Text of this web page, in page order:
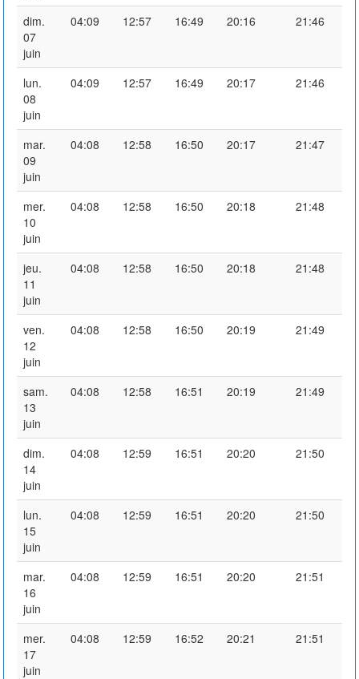
dim.
07
juin
04:09 12:57 16:49 20:16 21:46
lun.
08
juin
04:09 12:57 16:49 20:17 21:46
mar.
09
juin
04:08 12:58 16:50 20:17 21:47
mer.
10
juin
04:08 12:58 16:50 20:18 21:48
jeu.
11
juin
04:08 12:58 16:50 20:18 21:48
ven.
12
juin
04:08 12:58 16:50 20:19 21:49
sam.
13
juin
04:08 12:58 16:51 20:19 21:49
dim.
14
juin
04:08 12:59 16:51 20:20 21:50
lun.
15
juin
04:08 12:59 16:51 20:20 21:50
mar.
16
juin
04:08 12:59 16:51 20:20 21:51
mer.
17
juin
04:08 12:59 16:52 20:21 21:51